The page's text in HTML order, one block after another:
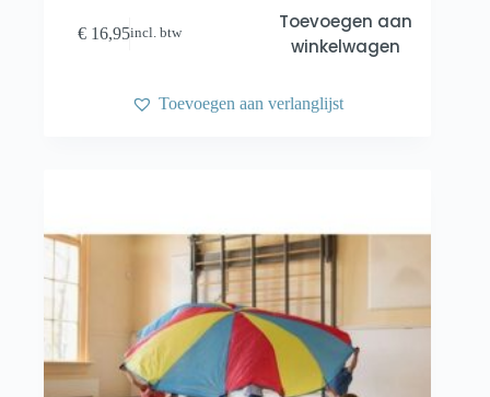
€ 16,95incl. btw
Toevoegen aan
winkelwagen
Toevoegen aan verlanglijst